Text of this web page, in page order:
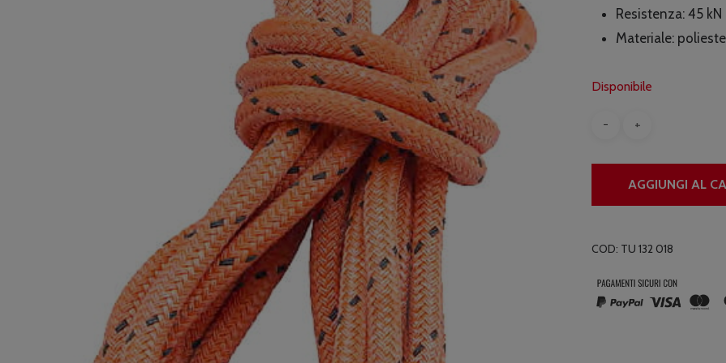
Resistenza: 45 kN
Materiale:
Disponibile
AGGIUNGI AL
COD: TU 132 018